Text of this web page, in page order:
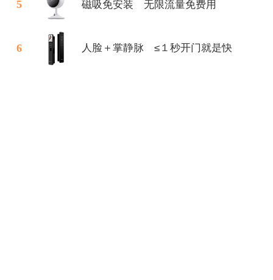
5 磁吸免安装 无限流量免费用
6 人脸＋掌静脉 ≤１秒开门就是快